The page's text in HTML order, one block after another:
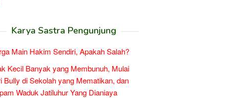
Karya Sastra Pengunjung
Main Hakim Sendiri, Apakah Salah?
Kecil Banyak yang Membunuh, Mulai
Bully di Sekolah yang Mematikan, dan
Waduk Jatiluhur Yang Dianiaya